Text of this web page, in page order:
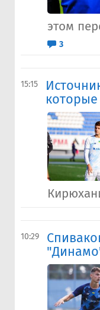
этом
3
15:15
10:29